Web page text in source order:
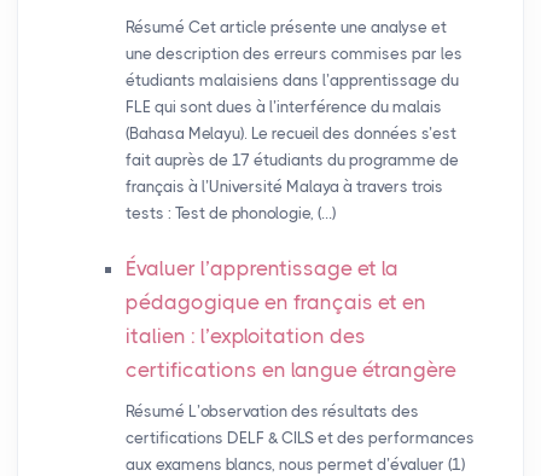
Résumé Cet article présente une analyse et
une description des erreurs commises par les
étudiants malaisiens dans l’apprentissage du
FLE qui sont dues à l’interférence du malais
(Bahasa Melayu). Le recueil des données s’est
fait auprès de 17 étudiants du programme de
français à l’Université Malaya à travers trois
tests : Test de phonologie, (…)
Évaluer l’apprentissage et la
pédagogique en français et en
italien : l’exploitation des
certifications en langue étrangère
Résumé L’observation des résultats des
certifications DELF & CILS et des performances
aux examens blancs, nous permet d’évaluer (1)